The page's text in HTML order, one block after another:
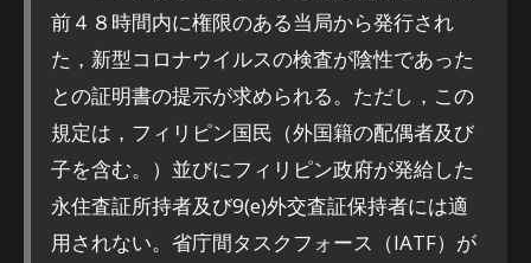
前４８時間内に権限のある当局から発行され
た，新型コロナウイルスの検査が陰性であった
との証明書の提示が求められる。ただし，この
規定は，フィリピン国民（外国籍の配偶者及び
子を含む。）並びにフィリピン政府が発給した
永住査証所持者及び9(e)外交査証保持者には適
用されない。省庁間タスクフォース（IATF）が